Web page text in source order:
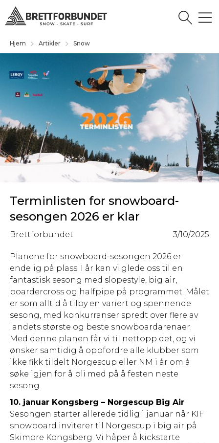
Hjem Artikler Snow
Terminlisten for snowboard-
sesongen 2026 er klar
3/10/2025
Brettforbundet
Planene for snowboard-sesongen 2026 er
endelig på plass. I år kan vi glede oss til en
fantastisk sesong med slopestyle, big air,
boardercross og halfpipe på programmet. Målet
er som alltid å tilby en variert og spennende
sesong, med konkurranser spredt over flere av
landets største og beste snowboardarenaer.
Med denne planen får vi til nettopp det, og vi
ønsker samtidig å oppfordre alle klubber som
ikke fikk tildelt Norgescup eller NM i år om å
søke igjen for å bli med på å festen neste
sesong.
10. januar Kongsberg – Norgescup Big Air
Sesongen starter allerede tidlig i januar når KIF
snowboard inviterer til Norgescup i big air på
Skimore Kongsberg. Vi håper å kickstarte